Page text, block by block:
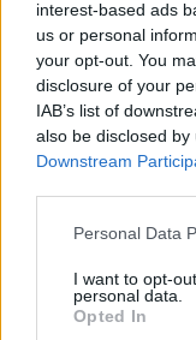
interest-based ads
us or personal
your opt-out. You
disclosure of your
IAB’s list of
also be disclosed
Downstream
Personal Data
I want to opt-
personal data.
Opted In
Bug nicht, weiss
Dieser Fehler ist
bemerken, sind
Gegner einzeln
dieses tolle neue
eigentlich